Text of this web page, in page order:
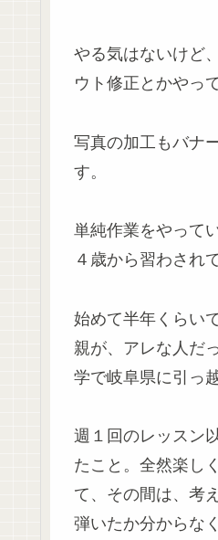
やる気はないけど
ウト修正とかやっ
写真の加工もバナ
す。
単純作業をやって
４歳から習わされ
始めて半年くらい
親が、アレな人だ
学で岐阜県に引っ
週１回のレッスン
たこと。全然楽し
て、その間は、考
弾いたか分からな